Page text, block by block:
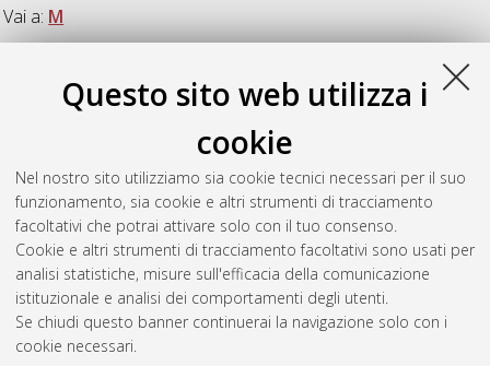
Questo sito web utilizza i
cookie
Nel nostro sito utilizziamo sia cookie tecnici necessari per il suo
funzionamento, sia cookie e altri strumenti di tracciamento
facoltativi che potrai attivare solo con il tuo consenso.
Cookie e altri strumenti di tracciamento facoltativi sono usati per
analisi statistiche, misure sull'efficacia della comunicazione
istituzionale e analisi dei comportamenti degli utenti.
Se chiudi questo banner continuerai la navigazione solo con i
cookie necessari.
Vai a: M
Montanari, Piero(2013) Needles in haystack of tweets.
[Laurea magistrale], Università di Bologna, Corso di Studio in
Ingegneria informatica [LM-DM270] , Documento ad accesso
riservato.
Questa lista e' stata generata ilFri Aug 7 06:56:53 2026 CEST